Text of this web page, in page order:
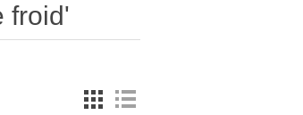
froid'